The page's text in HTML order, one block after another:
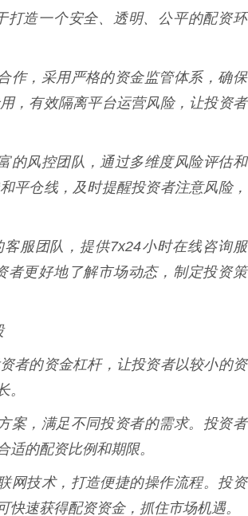
打造一个安全、透明、公平的配资环
作，采用严格的资金监管体系，确保
，有效隔离平台运营风险，让投资者
的风控团队，通过多维度风险评估和
平仓线，及时提醒投资者注意风险，
服团队，提供7x24小时在线咨询服
者更好地了解市场动态，制定投资策
者的资金杠杆，让投资者以较小的资
。
案，满足不同投资者的需求。投资者
的配资比例和期限。
网技术，打造便捷的操作流程。投资
速获得配资资金，抓住市场机遇。